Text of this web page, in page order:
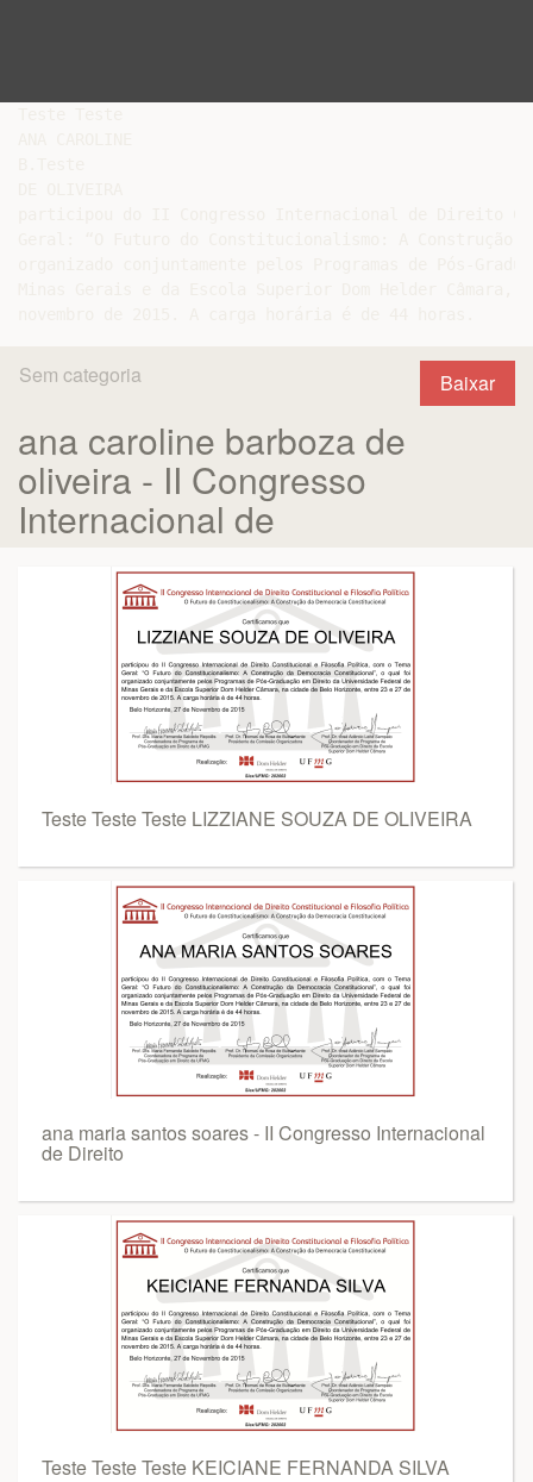
Baixar
Sem categoria
ana caroline barboza de
oliveira - II Congresso
Internacional de
Teste Teste Teste LIZZIANE SOUZA DE OLIVEIRA
ana maria santos soares - II Congresso Internacional
de Direito
Teste Teste Teste KEICIANE FERNANDA SILVA